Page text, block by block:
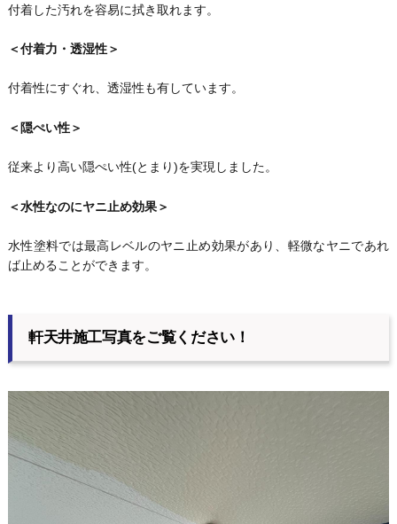
付着した汚れを容易に拭き取れます。
＜付着力・透湿性＞
付着性にすぐれ、透湿性も有しています。
＜隠ぺい性＞
従来より高い隠ぺい性(とまり)を実現しました。
＜水性なのにヤニ止め効果＞
水性塗料では最高レベルのヤニ止め効果があり、軽微なヤニであれ
ば止めることができます。
軒天井施工写真をご覧ください！